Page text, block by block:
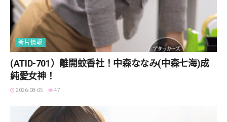
新片情報
(ATID-701）離開蚊香社！中森ななみ(中森七海)成
純愛女神！
2026-08-05 47